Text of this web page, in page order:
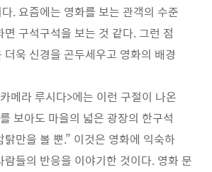
. 요즘에는 영화를 보는 관객의 수준
구석구석을 보는 것 같다. 그런 점
욱 신경을 곤두세우고 영화의 배경
메라 루시다>에는 이런 구절이 나온
보아도 마을의 넓은 광장의 한구석
만을 볼 뿐.” 이것은 영화에 익숙하
람들의 반응을 이야기한 것이다. 영화 문